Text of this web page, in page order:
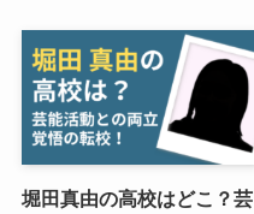
堀田真由の高校はどこ？芸